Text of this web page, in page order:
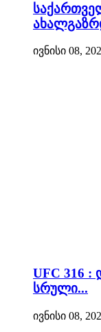
ივნისი 08,
UFC 316
სრული...
ივნისი 08,